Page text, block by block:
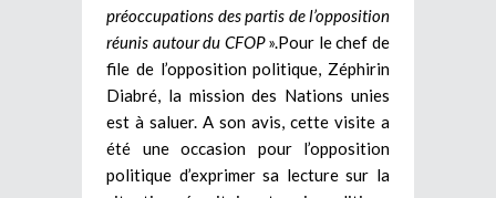
préoccupations des partis de l’opposition
réunis autour du CFOP».Pour le chef de
file de l’opposition politique, Zéphirin
Diabré, la mission des Nations unies
est à saluer. A son avis, cette visite a
été une occasion pour l’opposition
politique d’exprimer sa lecture sur la